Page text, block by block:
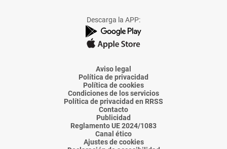
de
La
Voz
Almería
de
La
Voz
Almería
de
La
Voz
Almería
de
La
Voz
Almería
de
La
Voz
Descarga la APP:
Aviso legal
Política de privacidad
Política de cookies
Condiciones de los servicios
Política de privacidad en RRSS
Contacto
Publicidad
Reglamento UE 2024/1083
Canal ético
Ajustes de cookies